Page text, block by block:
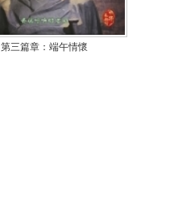
第三篇章：端午情懷